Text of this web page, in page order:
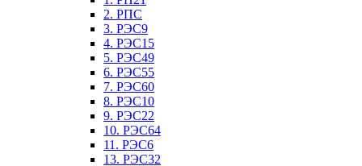
2. РПС
3. РЭС9
4. РЭС15
5. РЭС49
6. РЭС55
7. РЭС60
8. РЭС10
9. РЭС22
10. РЭС64
11. РЭС6
13. РЭС32